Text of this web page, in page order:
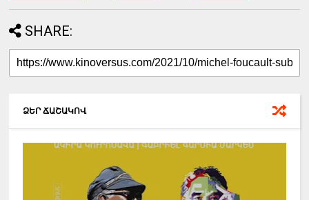
SHARE:
ՁԵՐ ՃԱՇԱԿՈՎ